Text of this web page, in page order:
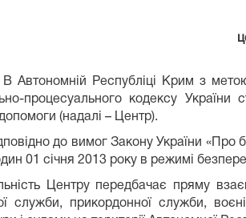
Республіці Крим з метою
процесуального кодексу
(надалі – Центр).
до вимог Закону України
01 січня 2013 року в режимі
Центру передбачає пряму
служби, прикордонної служби,